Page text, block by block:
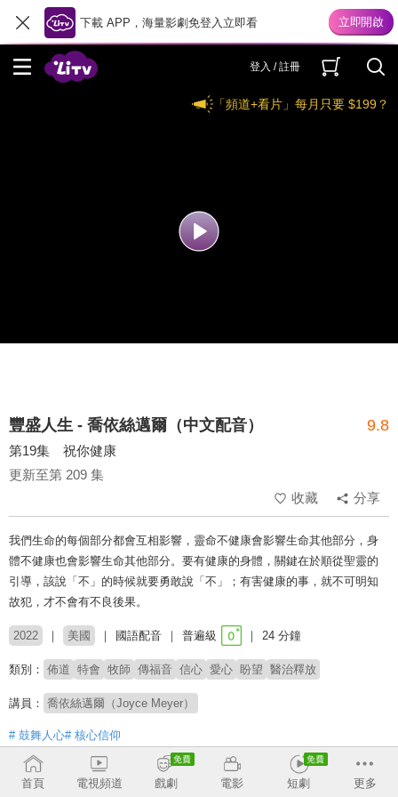
下載 APP，海量影劇免登入立即看
登入 / 註冊
「頻道+看片」每月只要 $199？
豐盛人生 - 喬依絲邁爾（中文配音） 9.8
第19集 祝你健康
更新至第 209 集
收藏
分享
我們生命的每個部分都會互相影響，靈命不健康會影響生命其他部分，身
體不健康也會影響生命其他部分。要有健康的身體，關鍵在於順從聖靈的
引導，該說「不」的時候就要勇敢說「不」；有害健康的事，就不可明知
故犯，才不會有不良後果。
2022 美國 國語配音 普遍級 24 分鐘
類別： 佈道 特會 牧師 傳福音 信心 愛心 盼望 醫治釋放
講員： 喬依絲邁爾（Joyce Meyer）
# 鼓舞人心# 核心信仰
首頁 電視頻道 戲劇 電影 短劇 更多